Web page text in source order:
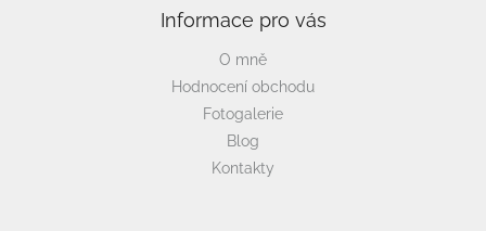
Informace pro vás
O mně
Hodnocení obchodu
Fotogalerie
Blog
Kontakty